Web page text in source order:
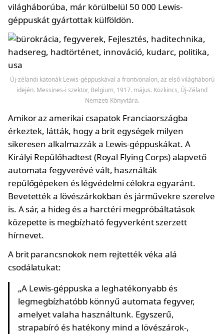
világháborúba, már körülbelül 50 000 Lewis-
géppuskát gyártottak külföldön.
Új-zélandi katonák Lewis-géppuskával a frontvonalon, az első világháború
idején. Messines-i szektor, Belgium, 1917. május. Közkincs, Új-Zéland
Nemzeti Könyvtára.
Amikor az amerikai csapatok Franciaországba
érkeztek, látták, hogy a brit egységek milyen
sikeresen alkalmazzák a Lewis-géppuskákat. A
Királyi Repülőhadtest (Royal Flying Corps) alapvető
automata fegyverévé vált, használták
repülőgépeken és légvédelmi célokra egyaránt.
Bevetették a lövészárkokban és járművekre szerelve
is. A sár, a hideg és a harctéri megpróbáltatások
közepette is megbízható fegyverként szerzett
hírnevet.
A brit parancsnokok nem rejtették véka alá
csodálatukat:
„A Lewis-géppuska a leghatékonyabb és
legmegbízhatóbb könnyű automata fegyver,
amelyet valaha használtunk. Egyszerű,
strapabíró és hatékony mind a lövészárok-,